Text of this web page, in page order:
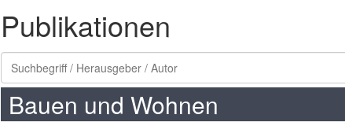
Publikationen
Bauen und Wohnen